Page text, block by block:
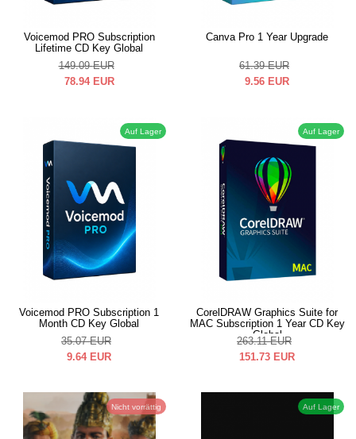
Voicemod PRO Subscription
Lifetime CD Key Global
149.09 EUR
78.94 EUR
Canva Pro 1 Year Upgrade
61.39 EUR
9.56 EUR
Auf Lager
Voicemod PRO Subscription 1
Month CD Key Global
35.07 EUR
9.64 EUR
Auf Lager
CorelDRAW Graphics Suite for
MAC Subscription 1 Year CD Key
Global
263.11 EUR
151.73 EUR
Nicht vorrättig Auf Lager